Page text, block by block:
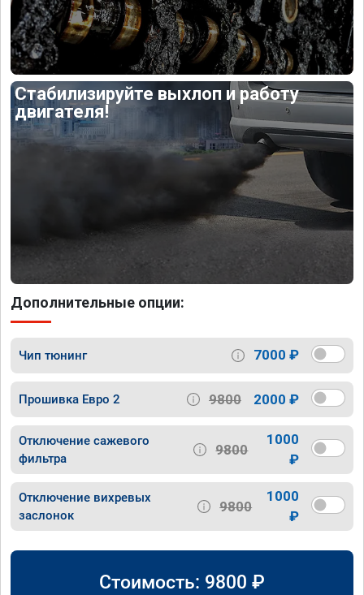
Стабилизируйте выхлоп и работу
двигателя!
Дополнительные опции:
Чип тюнинг 7000 ₽
Прошивка Евро 2 9800 2000 ₽
Отключение сажевого
фильтра
9800
1000
₽
Отключение вихревых
заслонок
9800
1000
₽
Стоимость: 9800 ₽